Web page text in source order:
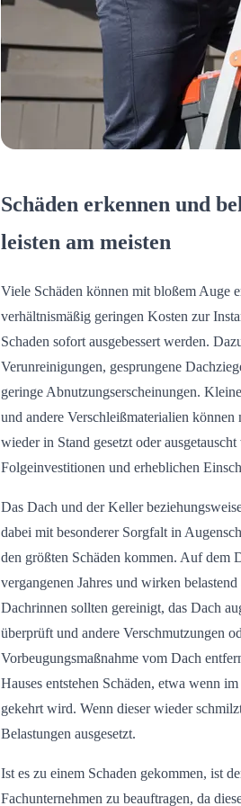
Schäden erkennen und
leisten am meisten
Viele Schäden können mit bloßem Auge
verhältnismäßig geringen Kosten zur
Schaden sofort ausgebessert werden.
Verunreinigungen, gesprungene
geringe Abnutzungserscheinungen.
und andere Verschleißmaterialien können
wieder in Stand gesetzt oder
Folgeinvestitionen und erheblichen
Das Dach und der Keller
dabei mit besonderer Sorgfalt in
den größten Schäden kommen. Auf dem
vergangenen Jahres und wirken
Dachrinnen sollten gereinigt, das Dach
überprüft und andere Verschmutzungen
Vorbeugungsmaßnahme vom Dach
Hauses entstehen Schäden, etwa wenn
gekehrt wird. Wenn dieser wieder
Belastungen ausgesetzt.
Ist es zu einem Schaden gekommen, ist
Fachunternehmen zu beauftragen, da